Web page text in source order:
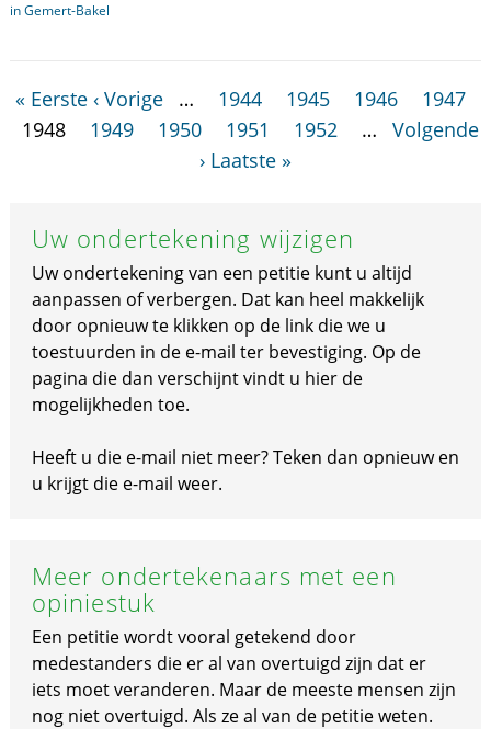
in Gemert-Bakel
« Eerste ‹ Vorige … 1944 1945 1946
1947
1948
1949 1950 1951 1952 …
Volgende
› Laatste »
Uw ondertekening wijzigen
Uw ondertekening van een petitie kunt u altijd
aanpassen of verbergen. Dat kan heel makkelijk
door opnieuw te klikken op de link die we u
toestuurden in de e-mail ter bevestiging. Op de
pagina die dan verschijnt vindt u hier de
mogelijkheden toe.
Heeft u die e-mail niet meer? Teken dan opnieuw en
u krijgt die e-mail weer.
Meer ondertekenaars met een
opiniestuk
Een petitie wordt vooral getekend door
medestanders die er al van overtuigd zijn dat er
iets moet veranderen. Maar de meeste mensen zijn
nog niet overtuigd. Als ze al van de petitie weten.